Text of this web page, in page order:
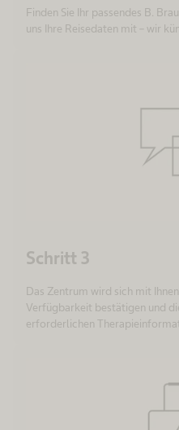
Finden Sie Ihr passendes B.
uns Ihre Reisedaten mit – wir
Schritt 3
Das Zentrum wird sich mit
Verfügbarkeit bestätigen und
erforderlichen